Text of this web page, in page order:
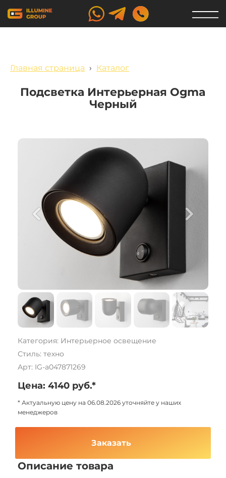
Главная страница › Каталог
Подсветка Интерьерная Ogma
Черный
Категория: Интерьерное освещение
Стиль: техно
Арт: IG-a047871269
Цена: 4140 руб.*
* Актуальную цену на 06.08.2026 уточняйте у наших
менеджеров
Заказать
Описание товара